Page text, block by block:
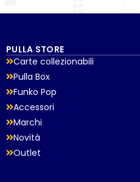
PULLA STORE
Carte collezionabili
Pulla Box
Funko Pop
Accessori
Marchi
Novità
Outlet